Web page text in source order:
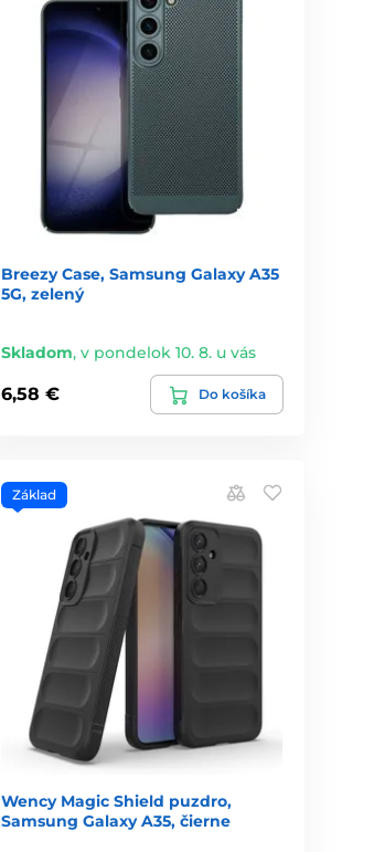
Breezy Case, Samsung Galaxy A35
5G, zelený
Skladom,v pondelok 10. 8. u vás
6,58 € Do košíka
Základ
Wency Magic Shield puzdro,
Samsung Galaxy A35, čierne